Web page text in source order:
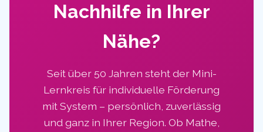
Nachhilfe in Ihrer
Nähe?
Seit über 50 Jahren steht der Mini-
Lernkreis für individuelle Förderung
mit System – persönlich, zuverlässig
und ganz in Ihrer Region. Ob Mathe,